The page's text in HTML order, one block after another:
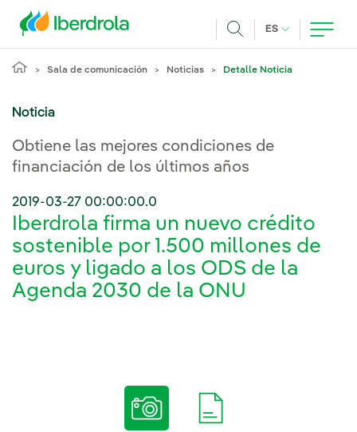
ES IDIOMA
Sala de comunicación Noticias Detalle Noticia
Noticia
Obtiene las mejores condiciones de
financiación de los últimos años
2019-03-27 00:00:00.0
Iberdrola firma un nuevo crédito
sostenible por 1.500 millones de
euros y ligado a los ODS de la
Agenda 2030 de la ONU